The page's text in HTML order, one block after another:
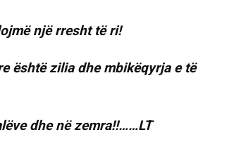
një rresht të ri!
është zilia dhe mbikëqyrja e të
dhe në zemra!!……LT